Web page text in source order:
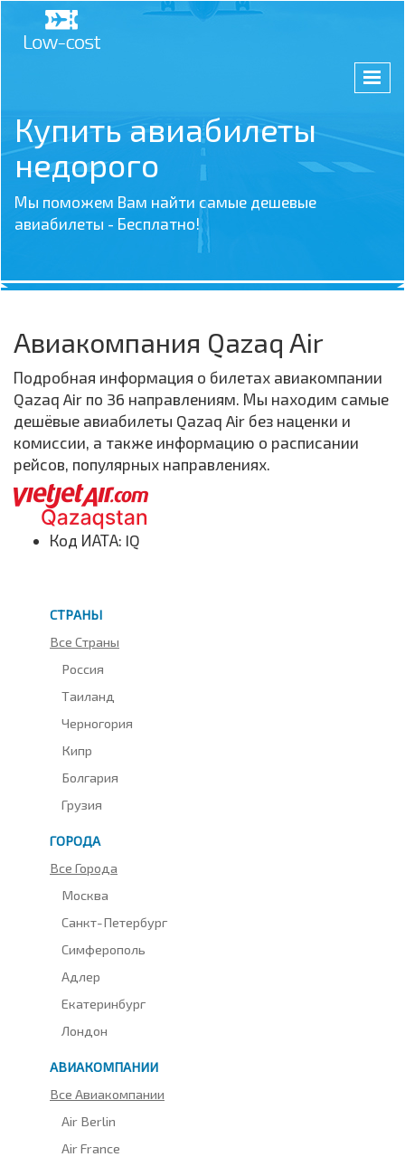
Купить авиабилеты
недорого
Мы поможем Вам найти самые дешевые
авиабилеты - Бесплатно!
Авиакомпания Qazaq Air
Подробная информация о билетах авиакомпании
Qazaq Air по 36 направлениям. Мы находим самые
дешёвые авиабилеты Qazaq Air без наценки и
комиссии, а также информацию о расписании
рейсов, популярных направлениях.
Код ИАТА: IQ
СТРАНЫ
Все Страны
Россия
Таиланд
Черногория
Кипр
Болгария
Грузия
ГОРОДА
Все Города
Москва
Санкт-Петербург
Симферополь
Адлер
Екатеринбург
Лондон
АВИАКОМПАНИИ
Все Авиакомпании
Air Berlin
Air France